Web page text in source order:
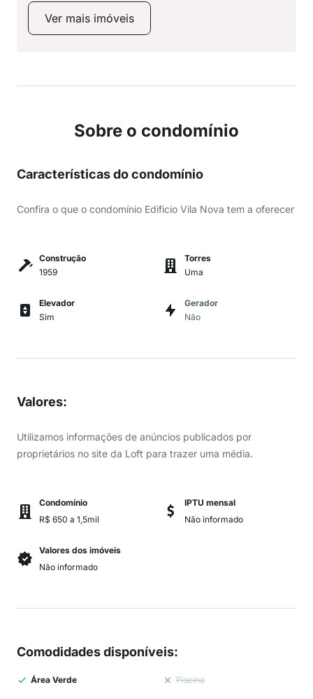
Ver mais imóveis
Sobre o condomínio
Características do condomínio
Confira o que o condomínio Edificio Vila Nova tem a oferecer
Construção
1959
Torres
Uma
Elevador
Sim
Gerador
Não
Valores:
Utilizamos informações de anúncios publicados por
proprietários no site da Loft para trazer uma média.
Condomínio
R$ 650 a 1,5mil
IPTU mensal
Não informado
Valores dos imóveis
Não informado
Comodidades disponíveis:
Área Verde Piscina